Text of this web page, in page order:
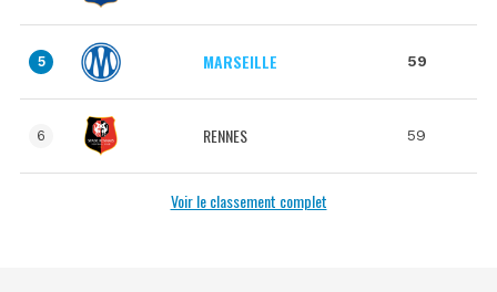
5 MARSEILLE 59
6 RENNES 59
Voir le classement complet